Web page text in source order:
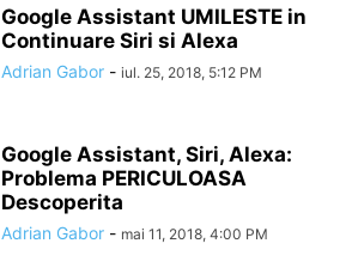
Google Assistant UMILESTE in
Continuare Siri si Alexa
Adrian Gabor - iul. 25, 2018, 5:12 PM
Google Assistant, Siri, Alexa:
Problema PERICULOASA
Descoperita
Adrian Gabor - mai 11, 2018, 4:00 PM